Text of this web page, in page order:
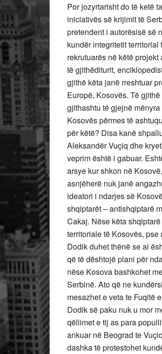
Por jozyrtarisht do të ketë
iniciativës së krijimit të
pretendent i autorësisë së
kundër integritetit
rekrutuarës në këtë
të gjithëditurit,
gjithë këta janë rreshtuar
Europë, Kosovës. Të
gjithashtu të gjejnë
Kosovës përmes të
për këtë? Disa kanë
Aleksandër Vuçiq dhe
veprim është i gabuar.
arsye kur shkon në
asnjëherë nuk janë
ideatori i ndarjes së
shqiptarët – antishqiptarë
Cakaj. Nëse këta
territoriale të Kosovës,
Dodik duhet thënë se ai
që të dështojë plani për
nëse Kosova bashkohet
Serbinë. Ato që ne
mesazhet e veta te Fuqitë
Dodik së paku nuk u mor
qëllimet e tij as para
ankuar në Beograd te
dashka të protestohet